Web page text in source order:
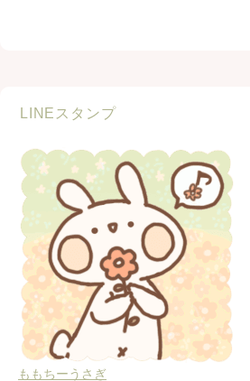
LINEスタンプ
ももちーうさぎ